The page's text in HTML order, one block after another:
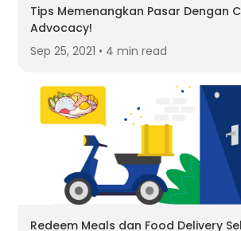
Tips Memenangkan Pasar Dengan
Advocacy!
Sep 25, 2021 • 4 min read
Redeem Meals dan Food Delivery